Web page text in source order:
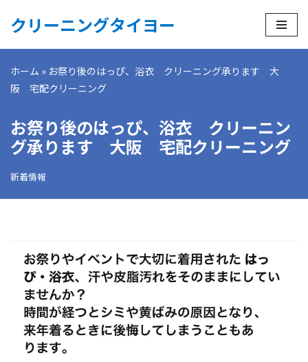
コ
テ
ン
へ
ス
キ
ッ
クリーニングタイヨー
ホーム » お祭り後のはっぴ、浴衣 クリーニング承ります 大
阪 宅配クリーニング
お祭り後のはっぴ、浴衣 クリーニン
グ承ります 大阪 宅配クリーニング
新着情報